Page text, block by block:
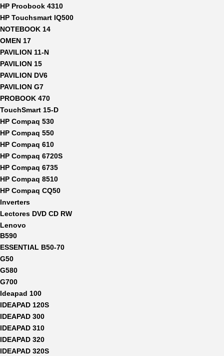
HP Proobook 4310
HP Touchsmart IQ500
NOTEBOOK 14
OMEN 17
PAVILION 11-N
PAVILION 15
PAVILION DV6
PAVILION G7
PROBOOK 470
TouchSmart 15-D
HP Compaq 530
HP Compaq 550
HP Compaq 610
HP Compaq 6720S
HP Compaq 6735
HP Compaq 8510
HP Compaq CQ50
Inverters
Lectores DVD CD RW
Lenovo
B590
ESSENTIAL B50-70
G50
G580
G700
Ideapad 100
IDEAPAD 120S
IDEAPAD 300
IDEAPAD 310
IDEAPAD 320
IDEAPAD 320S